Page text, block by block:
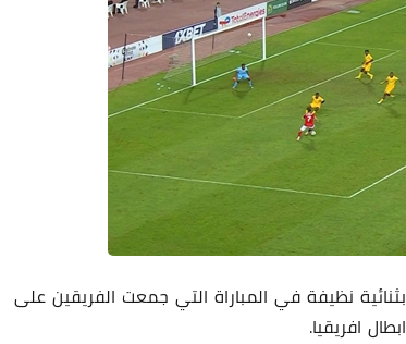
نظيفة في المباراة التي جمعت الفريقين على
افريقيا.